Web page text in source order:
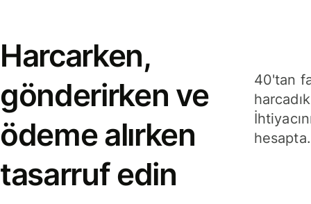
Harcarken,
gönderirken ve
ödeme alırken
tasarruf edin
40'tan
hesapta.